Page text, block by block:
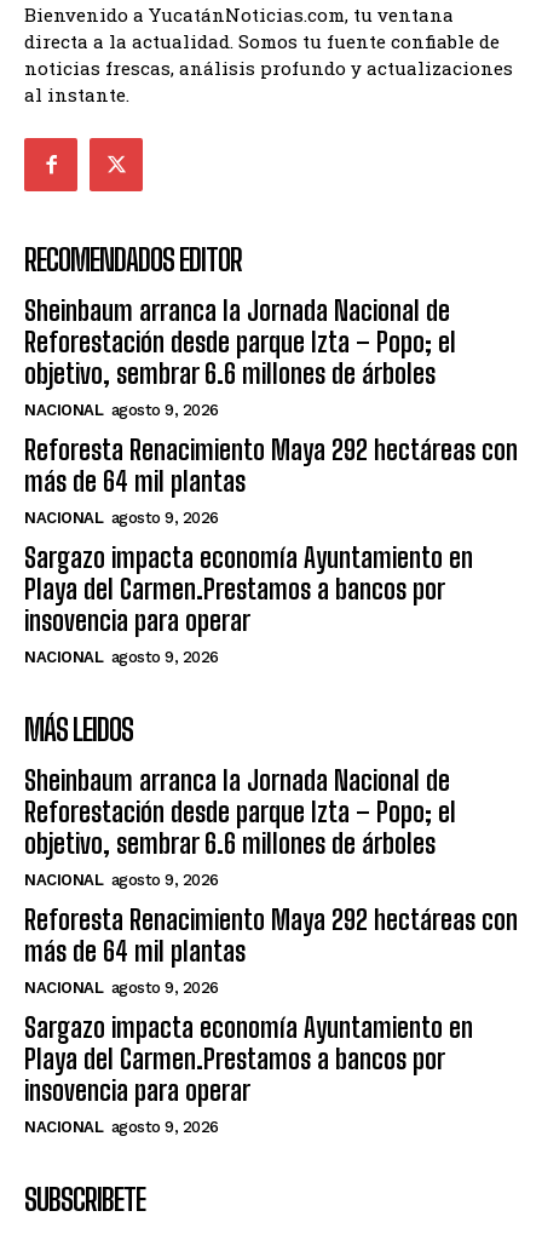
Bienvenido a YucatánNoticias.com, tu ventana
directa a la actualidad. Somos tu fuente confiable de
noticias frescas, análisis profundo y actualizaciones
al instante.
RECOMENDADOS EDITOR
Sheinbaum arranca la Jornada Nacional de
Reforestación desde parque Izta – Popo; el
objetivo, sembrar 6.6 millones de árboles
NACIONAL agosto 9, 2026
Reforesta Renacimiento Maya 292 hectáreas con
más de 64 mil plantas
NACIONAL agosto 9, 2026
Sargazo impacta economía Ayuntamiento en
Playa del Carmen.Prestamos a bancos por
insovencia para operar
NACIONAL agosto 9, 2026
MÁS LEIDOS
Sheinbaum arranca la Jornada Nacional de
Reforestación desde parque Izta – Popo; el
objetivo, sembrar 6.6 millones de árboles
NACIONAL agosto 9, 2026
Reforesta Renacimiento Maya 292 hectáreas con
más de 64 mil plantas
NACIONAL agosto 9, 2026
Sargazo impacta economía Ayuntamiento en
Playa del Carmen.Prestamos a bancos por
insovencia para operar
NACIONAL agosto 9, 2026
SUBSCRIBETE